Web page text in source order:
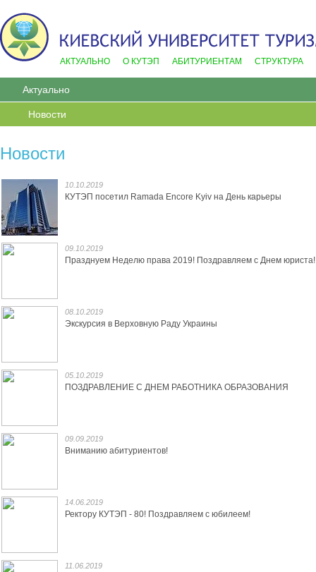
АКТУАЛЬНО О КУТЭП АБИТУРИЕНТАМ СТРУКТУРА
Актуально
Новости
Новости
10.10.2019
КУТЭП посетил Ramada Encore Kyiv на День карьеры
09.10.2019
Празднуем Неделю права 2019! Поздравляем с Днем юриста!
08.10.2019
Экскурсия в Верховную Раду Украины
05.10.2019
ПОЗДРАВЛЕНИЕ С ДНЕМ РАБОТНИКА ОБРАЗОВАНИЯ
09.09.2019
Вниманию абитуриентов!
14.06.2019
Ректору КУТЭП - 80! Поздравляем с юбилеем!
11.06.2019